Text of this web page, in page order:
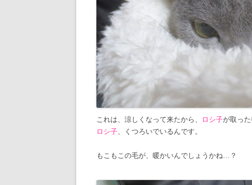
これは、涼しくなって来たから、 ロシ子が取っ
ロシ子 、くつろいでいるんです。
もこもこの毛が、暖かいんでしょうかね…？